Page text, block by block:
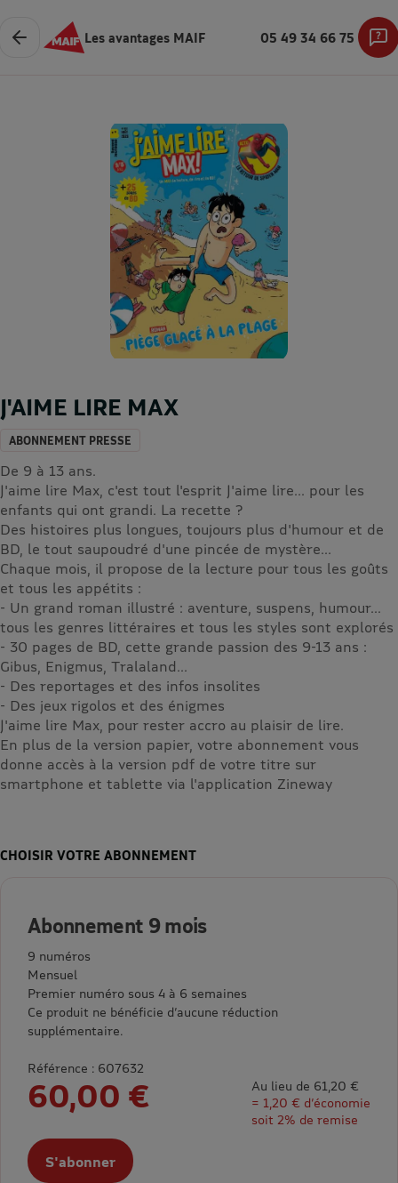
Les avantages MAIF 05 49 34 66 75
J'AIME LIRE MAX
ABONNEMENT PRESSE
De 9 à 13 ans.
J'aime lire Max, c'est tout l'esprit J'aime lire... pour les
enfants qui ont grandi. La recette ?
Des histoires plus longues, toujours plus d'humour et de
BD, le tout saupoudré d'une pincée de mystère...
Chaque mois, il propose de la lecture pour tous les goûts
et tous les appétits :
- Un grand roman illustré : aventure, suspens, humour...
tous les genres littéraires et tous les styles sont explorés
- 30 pages de BD, cette grande passion des 9-13 ans :
Gibus, Enigmus, Tralaland...
- Des reportages et des infos insolites
- Des jeux rigolos et des énigmes
J'aime lire Max, pour rester accro au plaisir de lire.
En plus de la version papier, votre abonnement vous
donne accès à la version pdf de votre titre sur
smartphone et tablette via l'application Zineway
CHOISIR VOTRE ABONNEMENT
Abonnement 9 mois
9 numéros
Mensuel
Premier numéro sous 4 à 6 semaines
Ce produit ne bénéficie d’aucune réduction
supplémentaire.
Référence : 607632
60,00 €
Au lieu de 61,20 €
= 1,20 € d’économie
soit 2% de remise
S'abonner